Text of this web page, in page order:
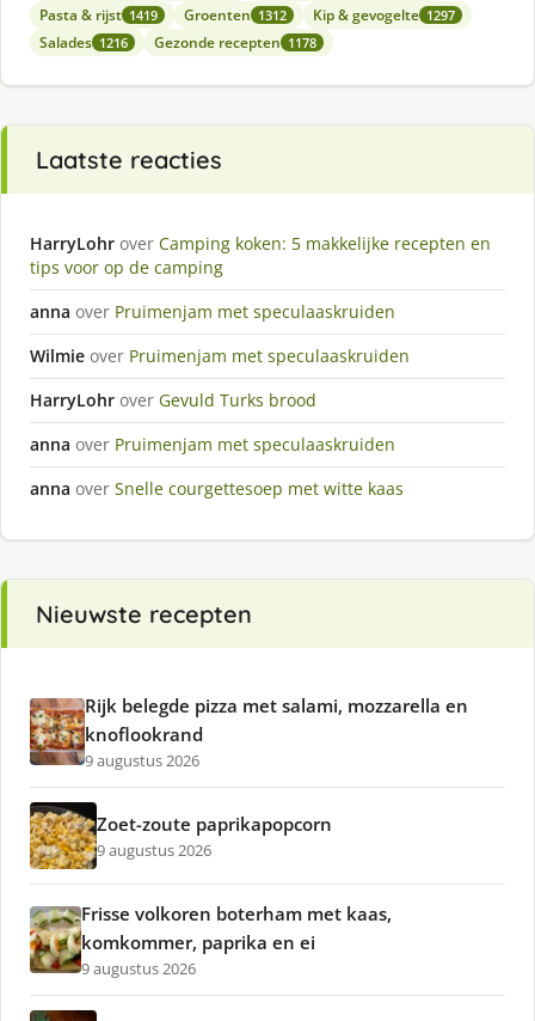
Pasta & rijst 1419 Groenten 1312 Kip & gevogelte 1297
Salades 1216 Gezonde recepten 1178
Laatste reacties
HarryLohr over Camping koken: 5 makkelijke recepten en
tips voor op de camping
anna over Pruimenjam met speculaaskruiden
Wilmie over Pruimenjam met speculaaskruiden
HarryLohr over Gevuld Turks brood
anna over Pruimenjam met speculaaskruiden
anna over Snelle courgettesoep met witte kaas
Nieuwste recepten
Rijk belegde pizza met salami, mozzarella en
knoflookrand
9 augustus 2026
Zoet-zoute paprikapopcorn
9 augustus 2026
Frisse volkoren boterham met kaas,
komkommer, paprika en ei
9 augustus 2026